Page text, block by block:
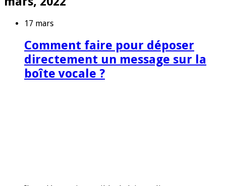
17 mars
Comment faire pour déposer
directement un message sur la
boîte vocale ?